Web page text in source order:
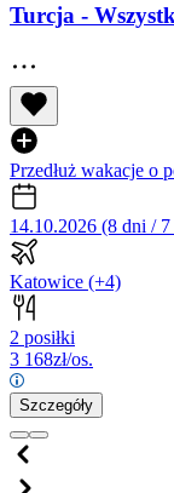
Turcja -
Przedłuż wakacje o
14.10.2026 (8 dni /
Katowice (+4)
2 posiłki
3 168zł/os.
Szczegóły